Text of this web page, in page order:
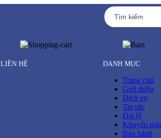
LIÊN HỆ DANH MỤC
Trang chủ
Giới thiệu
Dịch vụ
Tin tức
Đại lý
Khuyến mãi
Bảo hành